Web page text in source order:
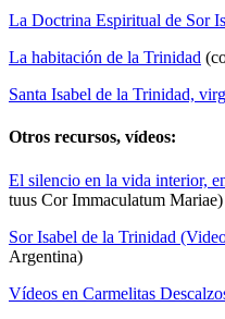
La Doctrina Espiritual de Sor
La habitación de la Trinidad
Santa Isabel de la Trinidad,
Otros recursos, vídeos:
El silencio en la vida interior,
tuus Cor Immaculatum Mariae)
Sor Isabel de la Trinidad
Argentina)
Vídeos en Carmelitas